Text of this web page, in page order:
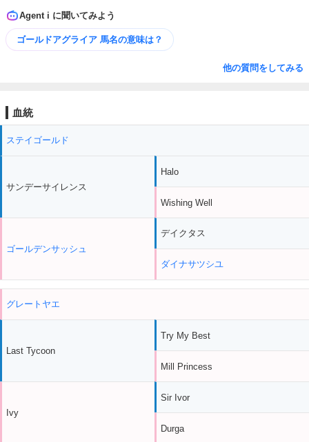
Agent i に聞いてみよう
ゴールドアグライア 馬名の意味は？
他の質問をしてみる
血統
ステイゴールド
サンデーサイレンス
ゴールデンサッシュ
Halo
Wishing Well
デイクタス
ダイナサツシユ
グレートヤエ
Last Tycoon
Ivy
Try My Best
Mill Princess
Sir Ivor
Durga